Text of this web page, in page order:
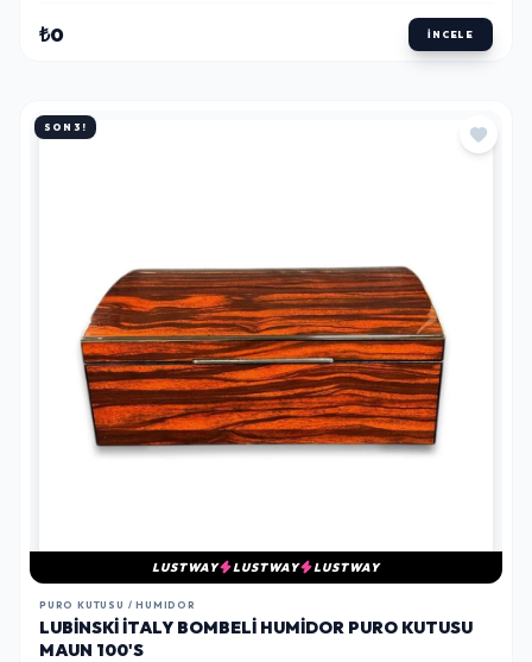
₺0 İNCELE
SON 3!
LUSTWAY LUSTWAY LUSTWAY
PURO KUTUSU / HUMIDOR
LUBINSKI İTALY BOMBELI HUMIDOR PURO KUTUSU
MAUN 100'S